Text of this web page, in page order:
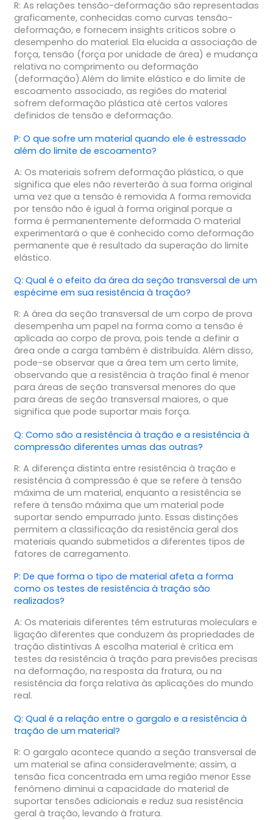
R: As relações tensão-deformação são representadas
graficamente, conhecidas como curvas tensão-
deformação, e fornecem insights críticos sobre o
desempenho do material. Ela elucida a associação de
força, tensão (força por unidade de área) e mudança
relativa no comprimento ou deformação
(deformação).Além do limite elástico e do limite de
escoamento associado, as regiões do material
sofrem deformação plástica até certos valores
definidos de tensão e deformação.
P: O que sofre um material quando ele é estressado
além do limite de escoamento?
A: Os materiais sofrem deformação plástica, o que
significa que eles não reverterão à sua forma original
uma vez que a tensão é removida A forma removida
por tensão não é igual à forma original porque a
forma é permanentemente deformada O material
experimentará o que é conhecido como deformação
permanente que é resultado da superação do limite
elástico.
Q: Qual é o efeito da área da seção transversal de um
espécime em sua resistência à tração?
R: A área da seção transversal de um corpo de prova
desempenha um papel na forma como a tensão é
aplicada ao corpo de prova, pois tende a definir a
área onde a carga também é distribuída. Além disso,
pode-se observar que a área tem um certo limite,
observando que a resistência à tração final é menor
para áreas de seção transversal menores do que
para áreas de seção transversal maiores, o que
significa que pode suportar mais força.
Q: Como são a resistência à tração e a resistência à
compressão diferentes umas das outras?
R: A diferença distinta entre resistência à tração e
resistência à compressão é que se refere à tensão
máxima de um material, enquanto a resistência se
refere à tensão máxima que um material pode
suportar sendo empurrado junto. Essas distinções
permitem a classificação da resistência geral dos
materiais quando submetidos a diferentes tipos de
fatores de carregamento.
P: De que forma o tipo de material afeta a forma
como os testes de resistência à tração são
realizados?
A: Os materiais diferentes têm estruturas moleculars e
ligação diferentes que conduzem às propriedades de
tração distintivas A escolha material é crítica em
testes da resistência à tração para previsões precisas
na deformação, na resposta da fratura, ou na
resistência da força relativa às aplicações do mundo
real.
Q: Qual é a relação entre o gargalo e a resistência à
tração de um material?
R: O gargalo acontece quando a seção transversal de
um material se afina consideravelmente; assim, a
tensão fica concentrada em uma região menor Esse
fenômeno diminui a capacidade do material de
suportar tensões adicionais e reduz sua resistência
geral à tração, levando à fratura.